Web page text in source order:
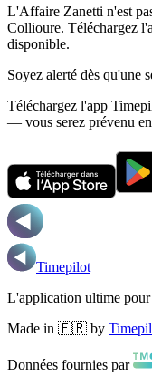
L'Affaire Zanetti n'est
Collioure. Téléchargez
disponible.
Soyez alerté dès qu'une
Téléchargez l'app
— vous serez prévenu
Timepilot
L'application ultime pour
Made in 🇫🇷 by
Données fournies par